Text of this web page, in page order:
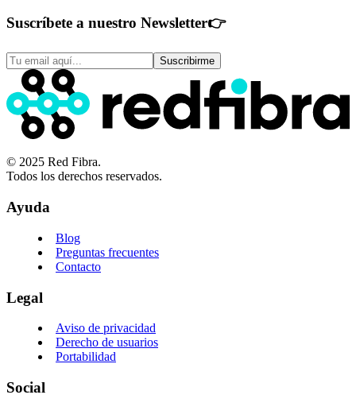
Suscríbete a nuestro Newsletter👉
Suscribirme
© 2025 Red Fibra.
Todos los derechos reservados.
Ayuda
Blog
Preguntas frecuentes
Contacto
Legal
Aviso de privacidad
Derecho de usuarios
Portabilidad
Social